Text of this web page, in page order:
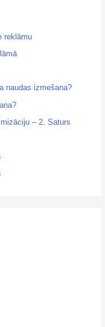
reklāmu
naudas izmešana?
– 2. Saturs